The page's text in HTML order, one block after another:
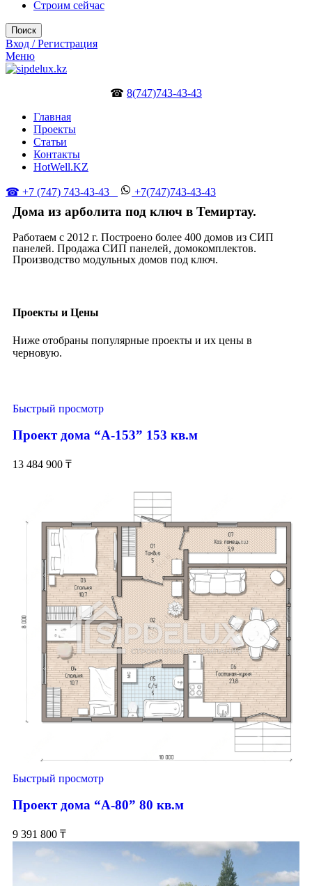
Строим сейчас
Поиск
Вход / Регистрация
Меню
☎ 8(747)743-43-43
Главная
Проекты
Статьи
Контакты
HotWell.KZ
☎ +7 (747) 743-43-43 +7(747)743-43-43
Дома из арболита под ключ в Темиртау.
Работаем с 2012 г. Построено более 400 домов из СИП
панелей. Продажа СИП панелей, домокомплектов.
Производство модульных домов под ключ.
Проекты и Цены
Ниже отобраны популярные проекты и их цены в
черновую.
Быстрый просмотр
Проект дома “А-153” 153 кв.м
13 484 900 ₸
Быстрый просмотр
Проект дома “А-80” 80 кв.м
9 391 800 ₸